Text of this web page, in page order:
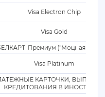
Visa Electron Chip
Visa Gold
Премиум ("Моцная
Visa Platinum
КАРТОЧКИ,
КРЕДИТОВАНИЯ В